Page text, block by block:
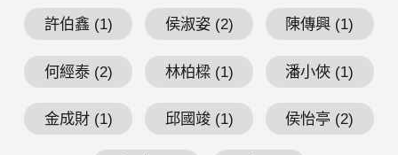
許伯鑫 (1) 侯淑姿 (2) 陳傳興 (1)
何經泰 (2) 林柏樑 (1) 潘小俠 (1)
金成財 (1) 邱國竣 (1) 侯怡亭 (2)